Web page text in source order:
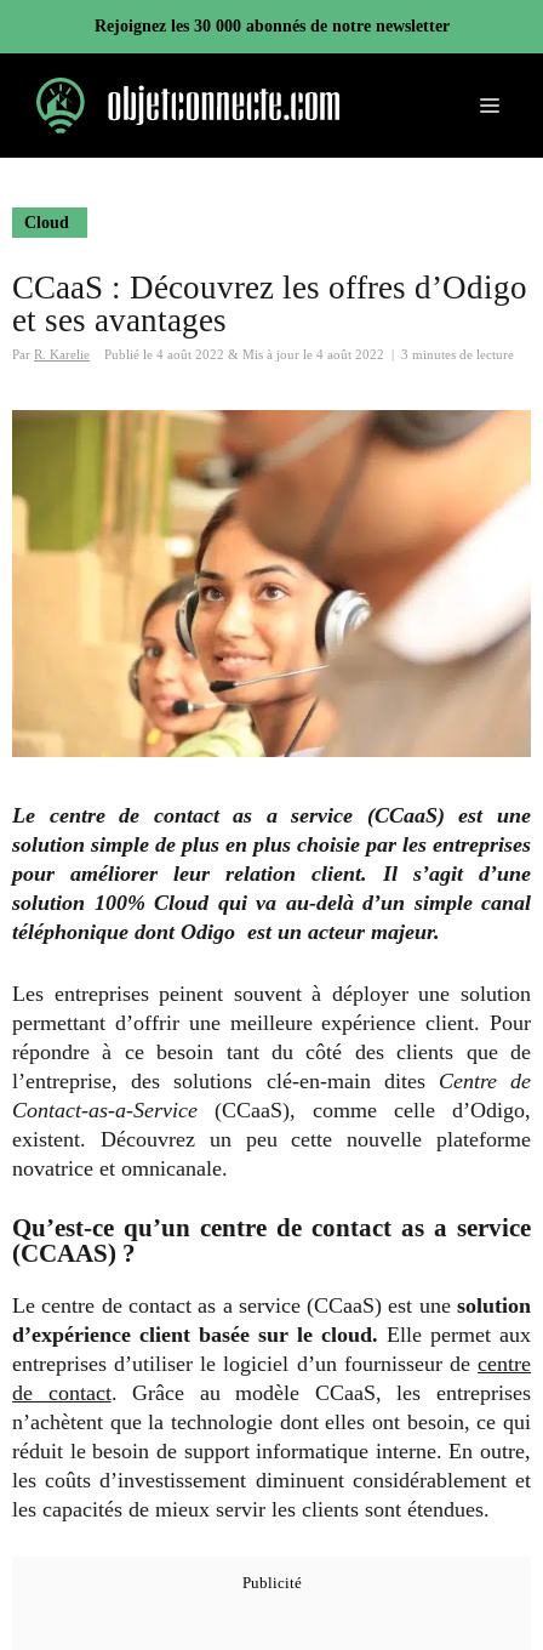
contenu
Rejoignez les 30 000 abonnés de notre newsletter
Menu
Cloud
CCaaS : Découvrez les offres d’Odigo
et ses avantages
Par R. Karelie Publié le 4 août 2022 & Mis à jour le 4 août 2022 3 minutes de lecture
Le centre de contact as a service (CCaaS) est une
solution simple de plus en plus choisie par les entreprises
pour améliorer leur relation client. Il s’agit d’une
solution 100% Cloud qui va au-delà d’un simple canal
téléphonique dont Odigo est un acteur majeur.
Les entreprises peinent souvent à déployer une solution
permettant d’offrir une meilleure expérience client. Pour
répondre à ce besoin tant du côté des clients que de
l’entreprise, des solutions clé-en-main dites Centre de
Contact-as-a-Service (CCaaS), comme celle d’Odigo,
existent. Découvrez un peu cette nouvelle plateforme
novatrice et omnicanale.
Qu’est-ce qu’un centre de contact as a service
(CCAAS) ?
Le centre de contact as a service (CCaaS) est une solution
d’expérience client basée sur le cloud. Elle permet aux
entreprises d’utiliser le logiciel d’un fournisseur de centre
de contact. Grâce au modèle CCaaS, les entreprises
n’achètent que la technologie dont elles ont besoin, ce qui
réduit le besoin de support informatique interne. En outre,
les coûts d’investissement diminuent considérablement et
les capacités de mieux servir les clients sont étendues.